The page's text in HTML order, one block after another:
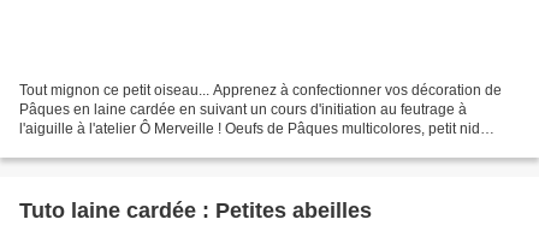
Tout mignon ce petit oiseau... Apprenez à confectionner vos décoration de
Pâques en laine cardée en suivant un cours d'initiation au feutrage à
l'aiguille à l'atelier Ô Merveille ! Oeufs de Pâques multicolores, petit nid
Tuto laine cardée : Petites abeilles